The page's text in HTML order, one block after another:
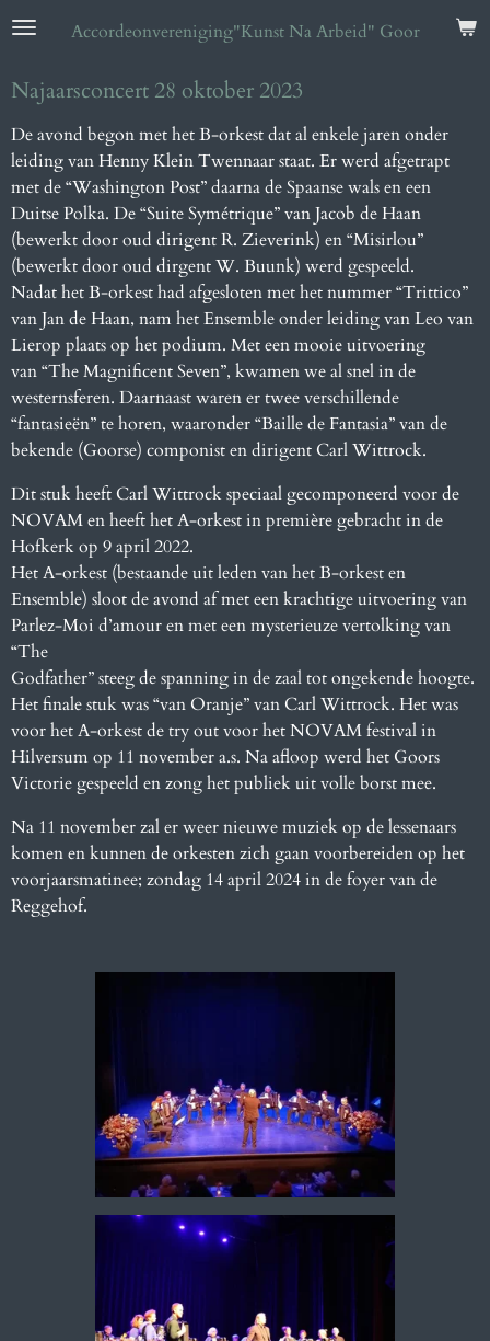
Ga
de
hoofdinhoud
Accordeonvereniging"Kunst Na Arbeid" Goor
Najaarsconcert 28 oktober 2023
De avond begon met het B-orkest dat al enkele jaren onder
leiding van HennyKlein Twennaar staat. Er werd afgetrapt
met de “Washington Post” daarna de Spaanse walsen een
Duitse Polka. De “Suite Symétrique” van Jacob de Haan
(bewerkt door oud dirigent R. Zieverink) en “Misirlou”
(bewerkt door oud dirgent W. Buunk) werd gespeeld.
Nadat het B-orkest had afgesloten met het nummer “Trittico”
van Jan de Haan, nam hetEnsemble onder leiding van Leo van
Lierop plaats op het podium. Met een mooie uitvoering
van “The Magnificent Seven”, kwamen we al snel in de
westernsferen. Daarnaast waren ertwee verschillende
“fantasieën” te horen, waaronder “Baille de Fantasia” van de
bekende (Goorse) componist en dirigent Carl Wittrock.
Dit stuk heeft Carl Wittrock speciaalgecomponeerd voor de
NOVAM en heeft het A-orkest in première gebracht in de
Hofkerk op 9 april 2022.
Het A-orkest (bestaande uit leden van het B-orkest en
Ensemble) sloot de avond af met eenkrachtige uitvoering van
Parlez-Moi d’amour en met een mysterieuze vertolking van
“The
Godfather” steeg de spanning in de zaal tot ongekende hoogte.
Het finale stuk was “van Oranje” van Carl Wittrock. Het was
voor het A-orkest de try out voor het NOVAM festival in
Hilversum op 11 november a.s. Na afloop werd het Goors
Victorie gespeeld en zong hetpubliek uit volle borst mee.
Na 11 november zal er weer nieuwe muziek op de lessenaars
komen en kunnen de orkesten zich gaan voorbereiden op het
voorjaarsmatinee; zondag 14april 2024 in de foyer van de
Reggehof.